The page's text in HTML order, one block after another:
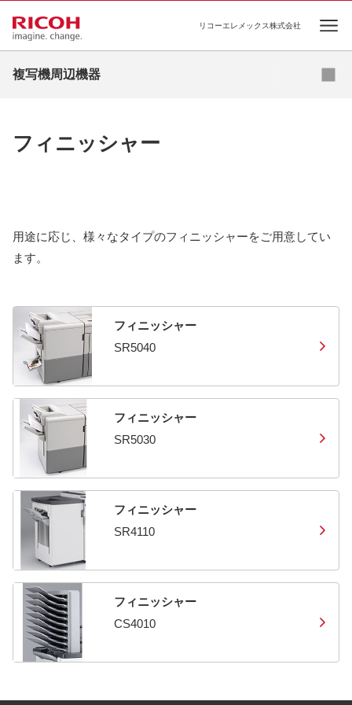
リコーエレメックス株式会社
複写機周辺機器
ドキュメントフィーダー
フィニッシャー
用途に応じ、様々なタイプのフィニッシャーをご用意してい
ます。
フィニッシャー
SR5040
フィニッシャー
SR5030
フィニッシャー
SR4110
フィニッシャー
CS4010